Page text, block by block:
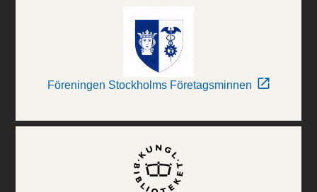
Föreningen Stockholms Företagsminnen